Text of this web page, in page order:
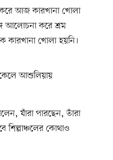
করে আজ কারখানা খোলা
আলোচনা করে শ্রম
কারখানা খোলা হয়নি।
আশুলিয়ায়
যাঁরা পারছেন, তাঁরা
শিল্পাঞ্চলের কোথাও